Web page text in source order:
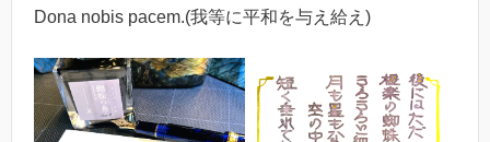
Dona nobis pacem.(我等に平和を与え給え)